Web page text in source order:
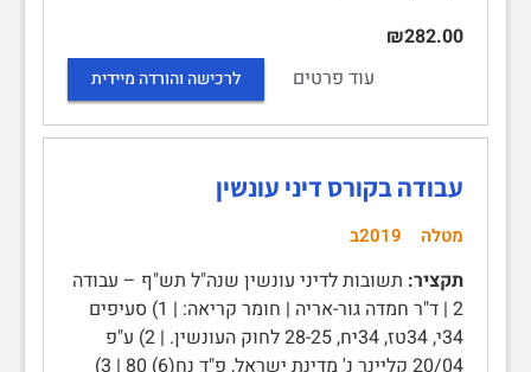
₪282.00
עוד פרטים
לרכישה והורדה מיידית
עבודה בקורס דיני עונשין
מטלה 2019ב
תקציר: תשובות לדיני עונשין שנה"ל תש"ף – עבודה
2 | ד"ר חמדה גור-אריה | חומר קריאה: | 1) סעיפים
34י, 34טז, 34יח, 28-25 לחוק העונשין. | 2) ע"פ